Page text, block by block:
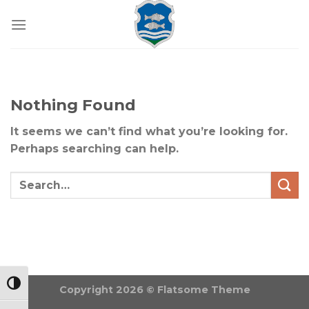
NAGY KONTRASZT VÁLTÁSA
Nothing Found
It seems we can’t find what you’re looking for.
Perhaps searching can help.
Copyright 2026 © Flatsome Theme